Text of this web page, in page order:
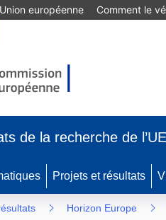
européenne Comment le
de la recherche de l’UE
Projets et résultats
Horizon Europe